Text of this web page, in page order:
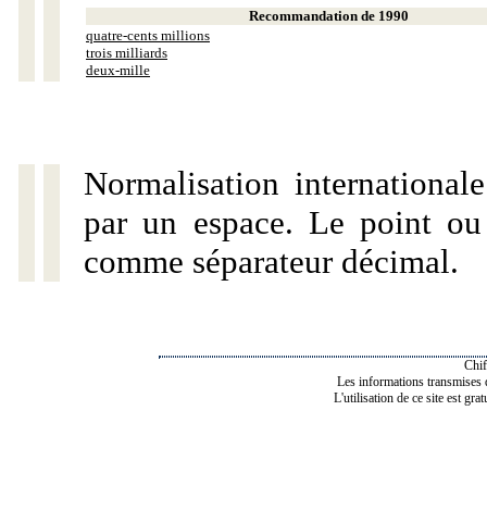
Recommandation de 1990
quatre-cents millions
trois milliards
deux-mille
Normalisation
par un espace. Le point
comme séparateur décimal.
Les informations transmises
L'utilisation de ce site est